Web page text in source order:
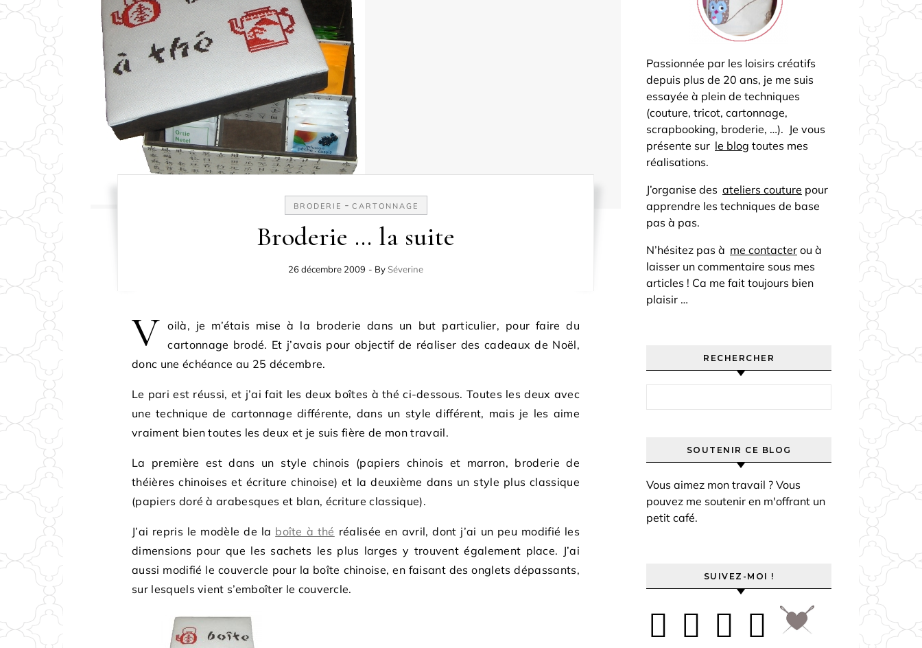
BRODERIE - CARTONNAGE
Broderie … la suite
26 décembre 2009 - By Séverine
V oilà, je m’étais mise à la broderie dans un but particulier, pour faire du
cartonnage brodé. Et j’avais pour objectif de réaliser des cadeaux de Noël,
donc une échéance au 25 décembre.
Le pari est réussi, et j’ai fait les deux boîtes à thé ci-dessous. Toutes les deux avec
une technique de cartonnage différente, dans un style différent, mais je les aime
vraiment bien toutes les deux et je suis fière de mon travail.
La première est dans un style chinois (papiers chinois et marron, broderie de
théières chinoises et écriture chinoise) et la deuxième dans un style plus classique
(papiers doré à arabesques et blan, écriture classique).
J’ai repris le modèle de la boîte à thé réalisée en avril, dont j’ai un peu modifié les
dimensions pour que les sachets les plus larges y trouvent également place. J’ai
aussi modifié le couvercle pour la boîte chinoise, en faisant des onglets dépassants,
sur lesquels vient s’emboîter le couvercle.
Passionnée par les loisirs créatifs
depuis plus de 20 ans, je me suis
essayée à plein de techniques
(couture, tricot, cartonnage,
scrapbooking, broderie, …). Je vous
présente sur le blog toutes mes
réalisations.
J’organise des ateliers couture pour
apprendre les techniques de base
pas à pas.
N’hésitez pas à me contacter ou à
laisser un commentaire sous mes
articles ! Ca me fait toujours bien
plaisir …
RECHERCHER
SOUTENIR CE BLOG
Vous aimez mon travail ? Vous
pouvez me soutenir en m'offrant un
petit café.
SUIVEZ-MOI !